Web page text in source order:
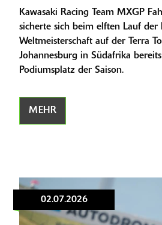
Kawasaki Racing Team MXGP
sicherte sich beim elften Lauf der
Weltmeisterschaft auf der Terra
Johannesburg in Südafrika
Podiumsplatz der Saison.
MEHR
02.07.2026